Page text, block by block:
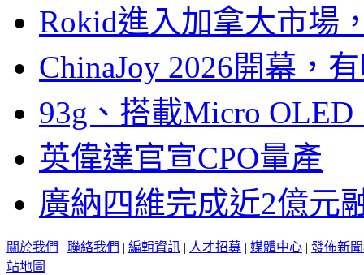
Rokid進入加拿大市場
ChinaJoy 2026開幕，
93g、搭載Micro
英偉達官宣CPO量產
廣納四維完成近2億元
關於我們 | 聯絡我們 | 編輯資訊 | 人才招募 | 媒體中心 | 發佈新
站地圖